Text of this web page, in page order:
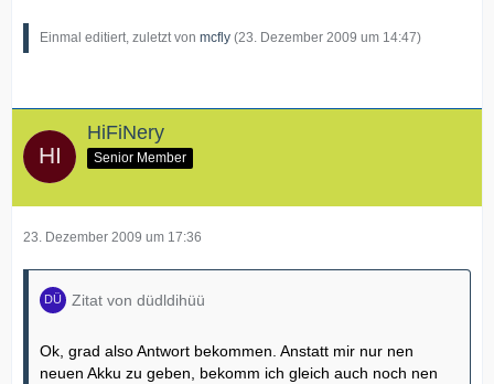
Einmal editiert, zuletzt von mcfly (23. Dezember 2009 um 14:47)
HiFiNery
Senior Member
23. Dezember 2009 um 17:36
Zitat von düdldihüü
Ok, grad also Antwort bekommen. Anstatt mir nur nen
neuen Akku zu geben, bekomm ich gleich auch noch nen